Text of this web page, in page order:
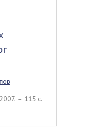
– 115 c.